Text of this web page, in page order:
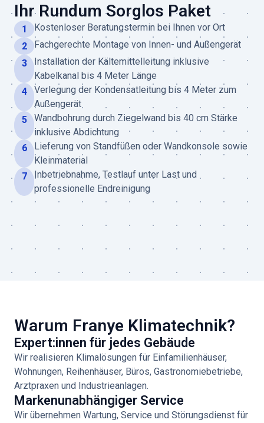
Ihr Rundum Sorglos Paket
1
Kostenloser Beratungstermin bei Ihnen vor Ort
2
Fachgerechte Montage von Innen- und Außengerät
3
Installation der Kältemittelleitung inklusive
Kabelkanal bis 4 Meter Länge
4
Verlegung der Kondensatleitung bis 4 Meter zum
Außengerät
5
Wandbohrung durch Ziegelwand bis 40 cm Stärke
inklusive Abdichtung
6
Lieferung von Standfüßen oder Wandkonsole sowie
Kleinmaterial
7
Inbetriebnahme, Testlauf unter Last und
professionelle Endreinigung
Warum Franye Klimatechnik?
Expert:innen für jedes Gebäude
Wir realisieren Klimalösungen für Einfamilienhäuser,
Wohnungen, Reihenhäuser, Büros, Gastronomiebetriebe,
Arztpraxen und Industrieanlagen.
Markenunabhängiger Service
Wir übernehmen Wartung, Service und Störungsdienst für